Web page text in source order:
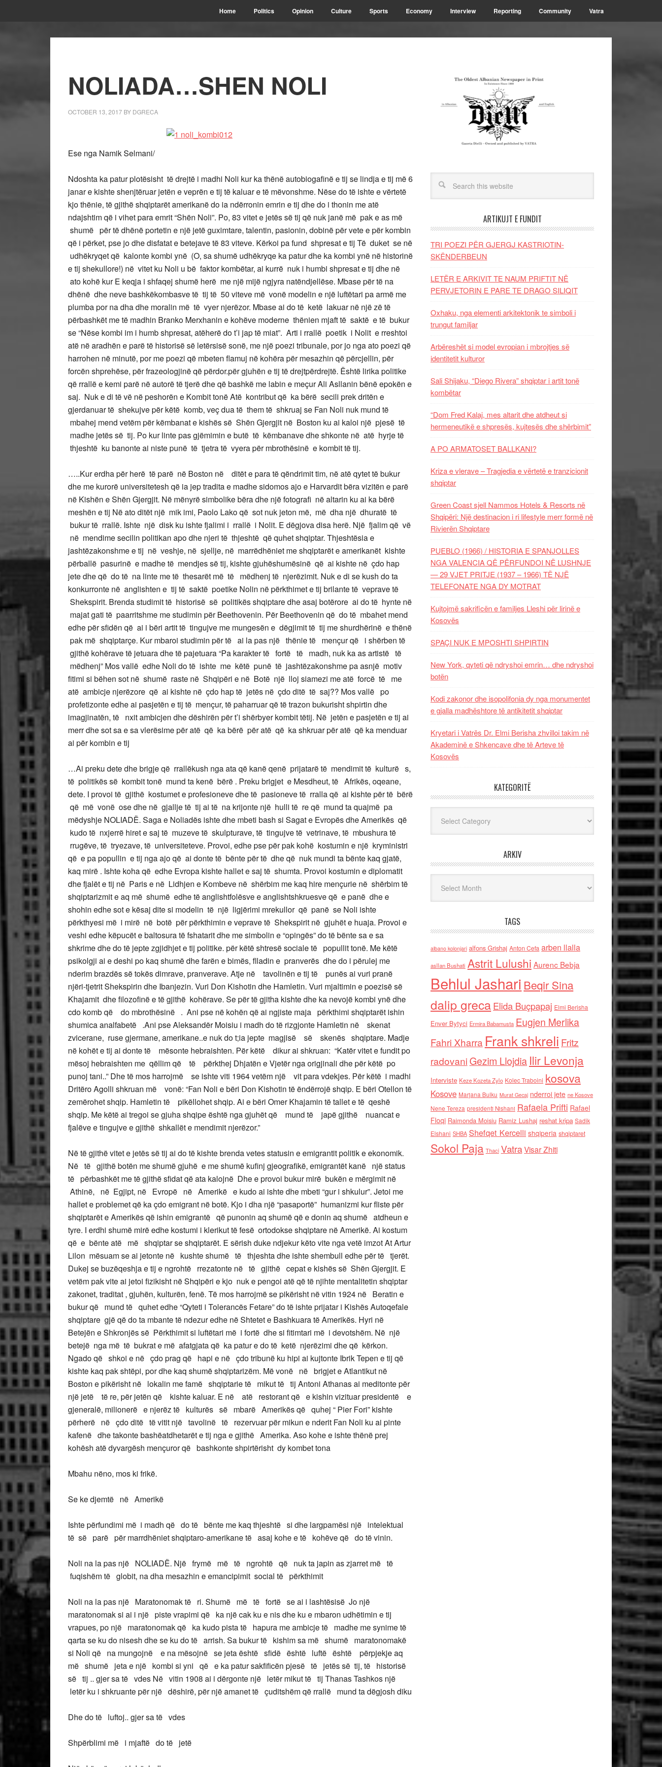
Home Politics Opinion Culture Sports Economy Interview Reporting Community Vatra
NOLIADA…SHEN NOLI
OCTOBER 13, 2017 BY DGRECA
Ese nga Namik Selmani/
Ndoshta ka patur plotësisht të drejtë i madhi Noli kur ka thënë autobiogafinë e tij se lindja e tij më 6
janar e kishte shenjtëruar jetën e veprën e tij të kaluar e të mëvonshme. Nëse do të ishte e vërtetë
kjo thënie, të gjithë shqiptarët amerikanë do ia ndërronin emrin e tij dhe do i thonin me atë
ndajshtim që i vihet para emrit “Shën Noli”. Po, 83 vitet e jetës së tij që nuk janë më pak e as më
shumë për të dhënë portetin e një jetë guximtare, talentin, pasionin, dobinë për vete e për kombin
që i përket, pse jo dhe disfatat e betejave të 83 viteve. Kërkoi pa fund shpresat e tij Të duket se në
udhëkryqet që kalonte kombi ynë (O, sa shumë udhëkryqe ka patur dhe ka kombi ynë në historinë
e tij shekullore!) në vitet ku Noli u bë faktor kombëtar, ai kurrë nuk i humbi shpresat e tij dhe në
ato kohë kur E keqja i shfaqej shumë herë me një mijë ngjyra natëndjellëse. Mbase për të na
dhënë dhe neve bashkëkombasve të tij të 50 viteve më vonë modelin e një luftëtari pa armë me
plumba por na dha dhe moralin më të vyer njerëzor. Mbase ai do të ketë lakuar në një zë të
përbashkët me të madhin Branko Merxhanin e kohëve moderne thënien mjaft të saktë e të bukur
se “Nëse kombi im i humb shpresat, atëherë do t’i jap të miat”. Arti i rrallë poetik i Nolit e rreshtoi
atë në aradhën e parë të historisë së letërsisë sonë, me një poezi tribunale, por jo nga ato poezi që
harrohen në minutë, por me poezi që mbeten flamuj në kohëra për mesazhin që përcjellin, për
forcën shprehëse, për frazeologjinë që përdor.për gjuhën e tij të drejtpërdrejtë. Është lirika politike
që rrallë e kemi parë në autorë të tjerë dhe që bashkë me labin e meçur Ali Asllanin bënë epokën e
saj. Nuk e di të vë në peshorën e Kombit tonë Atë kontribut që ka bërë secili prek dritën e
gjerdanuar të shekujve për këtë komb, veç dua të them të shkruaj se Fan Noli nuk mund të
mbahej mend vetëm për këmbanat e kishës së Shën Gjergjit në Boston ku ai kaloi një pjesë të
madhe jetës së tij. Po kur linte pas gjëmimin e butë të këmbanave dhe shkonte në atë hyrje të
thjeshtë ku banonte ai niste punë të tjetra të vyera për mbrothësinë e kombit të tij.
…..Kur erdha për herë të parë në Boston në ditët e para të qëndrimit tim, në atë qytet të bukur
dhe me kurorë universitetesh që ia jep tradita e madhe sidomos ajo e Harvardit bëra vizitën e parë
në Kishën e Shën Gjergjit. Në mënyrë simbolike bëra dhe një fotografi në altarin ku ai ka bërë
meshën e tij Në ato ditët një mik imi, Paolo Lako që sot nuk jeton më, më dha një dhuratë të
bukur të rrallë. Ishte një disk ku ishte fjalimi i rrallë i Nolit. E dëgjova disa herë. Një fjalim që vë
në mendime secilin politikan apo dhe njeri të thjeshtë që quhet shqiptar. Thjeshtësia e
jashtëzakonshme e tij në veshje, në sjellje, në marrëdhëniet me shqiptarët e amerikanët kishte
përballë pasurinë e madhe të mendjes së tij, kishte gjuhëshumësinë që ai kishte në çdo hap
jete dhe që do të na linte me të thesarët më të mëdhenj të njerëzimit. Nuk e di se kush do ta
konkurronte në anglishten e tij të saktë poetike Nolin në përkthimet e tij brilante të veprave të
Shekspirit. Brenda studimit të historisë së politikës shqiptare dhe asaj botërore ai do të hynte në
majat gati të paarritshme me studimin për Beethovenin. Për Beethovenin që do të mbahet mend
edhe për sfidën që ai i bëri artit të tingujve me mungesën e dëgjimit të tij me shurdhërinë e thënë
pak më shqiptarçe. Kur mbaroi studimin për të ai la pas një thënie të mençur që i shërben të
gjithë kohërave të jetuara dhe të pajetuara “Pa karakter të fortë të madh, nuk ka as artistë të
mëdhenj” Mos vallë edhe Noli do të ishte me këtë punë të jashtëzakonshme pa asnjë motiv
fitimi si bëhen sot në shumë raste në Shqipëri e në Botë një lloj siamezi me atë forcë të me
atë ambicje njerëzore që ai kishte në çdo hap të jetës në çdo ditë të saj?? Mos vallë po
profetizonte edhe ai pasjetën e tij të mençur, të paharruar që të trazon bukurisht shpirtin dhe
imagjinatën, të nxit ambicjen dhe dëshirën për t’i shërbyer kombit tëtij. Në jetën e pasjetën e tij ai
merr dhe sot sa e sa vlerësime për atë që ka bërë për atë që ka shkruar për atë që ka menduar
ai për kombin e tij
…Ai preku dete dhe brigje që rrallëkush nga ata që kanë qenë prijatarë të mendimit të kulturë s,
të politikës së kombit tonë mund ta kenë bërë . Preku brigjet e Mesdheut, të Afrikës, oqeane,
dete. I provoi të gjithë kostumet e profesioneve dhe të pasioneve të rralla që ai kishte për të bërë
që më vonë ose dhe në gjallje të tij ai të na krijonte një hulli të re që mund ta quajmë pa
mëdyshje NOLIADË. Saga e Noliadës ishte dhe mbeti bash si Sagat e Evropës dhe Amerikës që
kudo të nxjerrë hiret e saj të muzeve të skulpturave, të tingujve të vetrinave, të mbushura të
rrugëve, të tryezave, të universiteteve. Provoi, edhe pse për pak kohë kostumin e një kryministri
që e pa popullin e tij nga ajo që ai donte të bënte për të dhe që nuk mundi ta bënte kaq gjatë,
kaq mirë . Ishte koha që edhe Evropa kishte hallet e saj të shumta. Provoi kostumin e diplomatit
dhe fjalët e tij në Paris e në Lidhjen e Kombeve në shërbim me kaq hire mençurie në shërbim të
shqiptarizmit e aq më shumë edhe të anglishtfolësve e anglishtshkruesve që e panë dhe e
shohin edhe sot e kësaj dite si modelin të një ligjërimi mrekullor që panë se Noli ishte
përkthyesi më i mirë në botë për përkthimin e veprave të Shekspirit në gjuhët e huaja. Provoi e
veshi edhe këpucët e baltosura të fshatarit dhe me simbolin e “opingës” do të bënte sa e sa
shkrime dhe do të jepte zgjidhjet e tij politike. për këtë shtresë sociale të popullit tonë. Me këtë
psikolgji ai e deshi po kaq shumë dhe farën e bimës, flladin e pranverës dhe do i përulej me
nderim brazdës së tokës dimrave, pranverave. Atje në tavolinën e tij të punës ai vuri pranë
njëri-tjetrit Shekspirin dhe Ibanjezin. Vuri Don Kishotin dhe Hamletin. Vuri mjaltimin e poezisë së
Khajamit dhe filozofinë e të gjithë kohërave. Se për të gjitha kishte dhe ka nevojë kombi ynë dhe
cdo komb që do mbrothësinë . Ani pse në kohën që ai ngjiste maja përkthimi shqiptarët ishin
shumica analfabetë .Ani pse Aleksandër Moisiu i madh do të rizgjonte Hamletin në skenat
zvicerane, ruse gjermane, amerikane..e nuk do t;ia jepte magjisë së skenës shqiptare. Madje
në kohët e tij ai donte të mësonte hebraishten. Për këtë dikur ai shkruan: “Katër vitet e fundit po
mësoj hebraishten me qëllim që të përkthej Dhjatën e Vjetër nga origjinali dhe për këtë po
punoj tani..” Dhe të mos harrojmë se ishte viti 1964 vetëm një vit para vdekjes. Për këtë i madhi
Dritëro Agolli shkruan më vonë: “Fan Noli e bëri Don Kishotin të ëndërrojë shqip. E bëri Otellon të
zemërohet shqip. Hamletin të pikëllohet shqip. Ai e bëri Omer Khajamin të tallet e të qeshë
shqip. Me këtë ai tregoi se gjuha shqipe është nga gjuhët që mund të japë gjithë nuancat e
fjalëve e tingujve e gjithë shkallët e mendimit njerëzor.”
Në të gjithë vitet e jetës së tij ai do të kishte brenda vetes statusin e emigrantit politik e ekonomik.
Në të gjithë botën me shumë gjuhë e me shumë kufinj gjeografikë, emigrantët kanë një status
të përbashkët me të gjithë sfidat që ata kalojnë Dhe e provoi bukur mirë bukën e mërgimit në
Athinë, në Egjipt, në Evropë në Amerikë e kudo ai ishte dhe mbeti “gur i shkulur”. Jetoi me
hallet e problemet që ka çdo emigrant në botë. Kjo i dha një “pasaportë” humanizmi kur fliste për
shqiptarët e Amerikës që ishin emigrantë që punonin aq shumë që e donin aq shumë atdheun e
tyre. I erdhi shumë mirë edhe kostumi i klerikut të fesë ortodokse shqiptare në Amerikë. Ai kostum
që e bënte atë më shqiptar se shqiptarët. E sërish duke ndjekur këto vite nga vetë imzot At Artur
Lilon mësuam se ai jetonte në kushte shumë të thjeshta dhe ishte shembull edhe për të tjerët.
Dukej se buzëqeshja e tij e ngrohtë rrezatonte në të gjithë cepat e kishës së Shën Gjergjit. E
vetëm pak vite ai jetoi fizikisht në Shqipëri e kjo nuk e pengoi atë që të njihte mentalitetin shqiptar
zakonet, traditat , gjuhën, kulturën, fenë. Të mos harrojmë se pikërisht në vitin 1924 në Beratin e
bukur që mund të quhet edhe “Qyteti i Tolerancës Fetare” do të ishte prijatar i Kishës Autoqefale
shqiptare gjë që do ta mbante të ndezur edhe në Shtetet e Bashkuara të Amerikës. Hyri në
Betejën e Shkronjës së Përkthimit si luftëtari më i fortë dhe si fitimtari më i devotshëm. Në një
betejë nga më të bukrat e më afatgjata që ka patur e do të ketë njerëzimi dhe që kërkon.
Ngado që shkoi e në çdo prag që hapi e në çdo tribunë ku hipi ai kujtonte Ibrik Tepen e tij që
kishte kaq pak shtëpi, por dhe kaq shumë shqiptarizëm. Më vonë në brigjet e Atlantikut në
Boston e pikërisht në lokalin me famë shqiptarie të mikut të tij Antoni Athanas ai meditonte për
një jetë të re, për jetën që kishte kaluar. E në atë restorant që e kishin vizituar presidentë e
gjeneralë, milionerë e njerëz të kulturës së mbarë Amerikës që quhej “ Pier Fori” kishte
përherë në çdo ditë të vitit një tavolinë të rezervuar për mikun e nderit Fan Noli ku ai pinte
kafenë dhe takonte bashëatdhetarët e tij nga e gjithë Amerika. Aso kohe e ishte thënë prej
kohësh atë dyvargësh mençuror që bashkonte shpirtërisht dy kombet tona
Mbahu nëno, mos ki frikë.
Se ke djemtë në Amerikë
Ishte përfundimi më i madh që do të bënte me kaq thjeshtë si dhe largpamësi një intelektual
të së parë për marrdhëniet shqiptaro-amerikane të asaj kohe e të kohëve që do të vinin.
Noli na la pas një NOLIADË. Një frymë më të ngrohtë që nuk ta japin as zjarret më të
fuqishëm të globit, na dha mesazhin e emancipimit social të përkthimit
Noli na la pas një Maratonomak të ri. Shumë më të fortë se ai i lashtësisë Jo një
maratonomak si ai i një piste vrapimi që ka një cak ku e nis dhe ku e mbaron udhëtimin e tij
vrapues, po një maratonomak që ka kudo pista të hapura me ambicje të madhe me synime të
qarta se ku do nisesh dhe se ku do të arrish. Sa bukur të kishim sa më shumë maratonomakë
si Noli që na mungojnë e na mësojnë se jeta është sfidë është luftë është përpjekje aq
më shumë jeta e një kombi si yni që e ka patur sakfificën pjesë të jetës së tij, të historisë
së tij .. gjer sa të vdes Në vitin 1908 ai i dërgonte një letër mikut të tij Thanas Tashkos një
letër ku i shkruante për një dëshirë, për një amanet të çuditshëm që rrallë mund ta dëgjosh diku
Dhe do të luftoj.. gjer sa të vdes
Shpërblimi më i mjaftë do të jetë
ARTIKUJT E FUNDIT
TRI POEZI PËR GJERGJ KASTRIOTIN-
SKËNDERBEUN
LETËR E ARKIVIT TE NAUM PRIFTIT NË
PERVJETORIN E PARE TE DRAGO SILIQIT
Oxhaku, nga elementi arkitektonik te simboli i
trungut familjar
Arbëreshët si model evropian i mbrojtjes së
identitetit kulturor
Sali Shijaku, “Diego Rivera” shqiptar i artit tonë
kombëtar
“Dom Fred Kalaj, mes altarit dhe atdheut si
hermeneutikë e shpresës, kujtesës dhe shërbimit”
A PO ARMATOSET BALLKANI?
Kriza e vlerave – Tragjedia e vërtetë e tranzicionit
shqiptar
Green Coast sjell Nammos Hotels & Resorts në
Shqipëri: Një destinacion i ri lifestyle merr formë në
Rivierën Shqiptare
PUEBLO (1966) / HISTORIA E SPANJOLLES
NGA VALENCIA QË PËRFUNDOI NË LUSHNJE
— 29 VJET PRITJE (1937 – 1966) TË NJË
TELEFONATE NGA DY MOTRAT
Kujtojmë sakrificën e familjes Lleshi për lirinë e
Kosovës
SPAÇI NUK E MPOSHTI SHPIRTIN
New York, qyteti që ndryshoi emrin… dhe ndryshoi
botën
Kodi zakonor dhe isopolifonia dy nga monumentet
e gjalla madhështore të antikitetit shqiptar
Kryetari i Vatrës Dr. Elmi Berisha zhvilloi takim në
Akademinë e Shkencave dhe të Arteve të
Kosovës
KATEGORITË
ARKIV
TAGS
albano kolonjari alfons Grishaj Anton Cefa arben llalla
asllan Bushati Astrit Lulushi Aurenc Bebja
Behlul Jashari Beqir Sina
dalip grecaElida Buçpapaj Elmi Berisha
Enver Bytyci Ermira Babamusta Eugjen Merlika
Fahri Xharra Frank shkreli Fritz
radovaniGezim Llojdia Ilir Levonja
Interviste Keze Kozeta Zylo Kolec Traboini kosova
Kosove Marjana Bulku Murat Gecaj nderroi jete ne Kosove
Nene Tereza presidenti Nishani Rafaela Prifti Rafael
Floqi Raimonda Moisiu Ramiz Lushaj reshat kripa Sadik
Elshani SHBA Shefqet Kercelli shqiperia shqiptaret
Sokol Paja Thaci VatraVisar Zhiti